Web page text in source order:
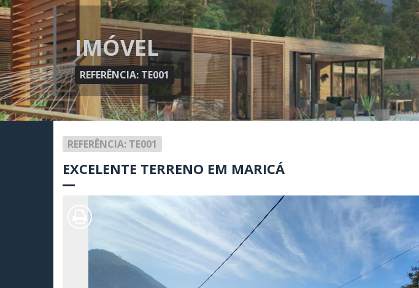
IMÓVEL
REFERÊNCIA: TE001
REFERÊNCIA: TE001
EXCELENTE TERRENO EM MARICÁ